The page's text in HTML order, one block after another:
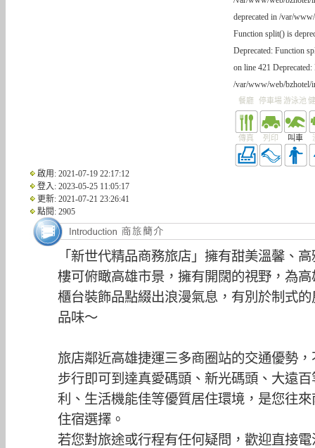
deprecated in /var/
Function split() is
Deprecated: Function
on line 421
/var/www/web/bzhotel/
餐廳 停車場 游泳池
傳真 列印 叫車
啟用: 2021-07-19 22:17:12
登入: 2023-05-25 11:05:17
更新: 2021-07-21 23:26:41
點閱: 2905
「新世代精品商務旅店」擁有甜美溫馨、
樓可俯瞰高雄市景，擁有開闊的視野，為
櫃台裝飾品點綴出浪漫氣息，有別於制式
品味～
旅店鄰近高雄捷運三多商圈站的交通優勢
步行即可到達真愛碼頭、新光碼頭、大遠
利、生活機能佳等優質居住環境，是您往
住宿選擇。
若您對旅途或行程有任何疑問，歡迎直接